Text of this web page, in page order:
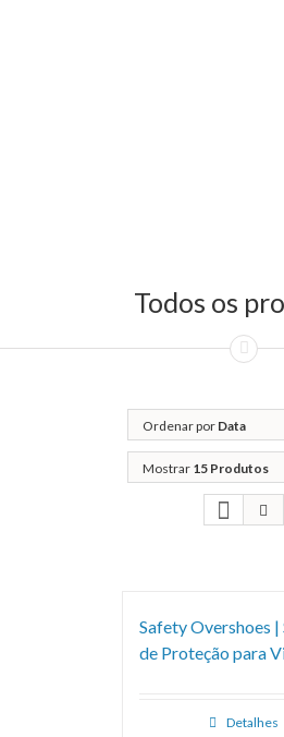
Todos os
Ordenar por Data
Mostrar 15 Produtos
Safety Overshoes |
de Proteção para
Detalhes